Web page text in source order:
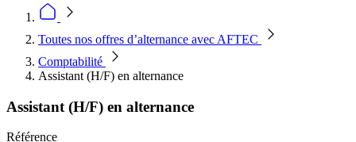
Toutes nos offres d’alternance avec AFTEC
Comptabilité
Assistant (H/F) en alternance
Assistant (H/F) en alternance
Référence